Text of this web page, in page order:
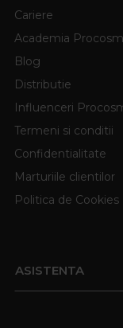
Cariere
Academia
Blog
Distributie
Influenceri
Termeni si conditii
Confidentialitate
Marturiile clientilor
Politica de Cookies
ASISTENTA